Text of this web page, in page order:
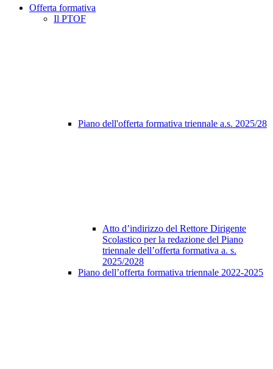
Offerta formativa
Il PTOF
Piano dell'offerta formativa triennale a.s. 2025/28
Atto d’indirizzo del Rettore Dirigente
Scolastico per la redazione del Piano
triennale dell’offerta formativa a. s.
2025/2028
Piano dell’offerta formativa triennale 2022-2025